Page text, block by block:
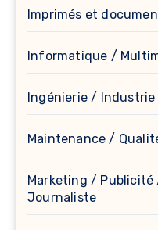
Imprimés et
Informatique /
Ingénierie /
Maintenance /
Marketing /
Journaliste